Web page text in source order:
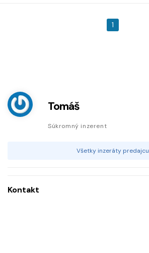
1
Tomáš
Súkromný inzerent
Všetky inzeráty predajcu
Kontakt